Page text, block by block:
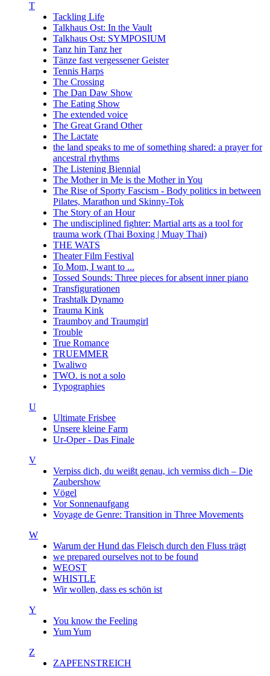
T
Tackling Life
Talkhaus Ost: In the Vault
Talkhaus Ost: SYMPOSIUM
Tanz hin Tanz her
Tänze fast vergessener Geister
Tennis Harps
The Crossing
The Dan Daw Show
The Eating Show
The extended voice
The Great Grand Other
The Lactate
the land speaks to me of something shared: a prayer for
ancestral rhythms
The Listening Biennial
The Mother in Me is the Mother in You
The Rise of Sporty Fascism - Body politics in between
Pilates, Marathon und Skinny-Tok
The Story of an Hour
The undisciplined fighter: Martial arts as a tool for
trauma work (Thai Boxing | Muay Thai)
THE WATS
Theater Film Festival
To Mom, I want to ...
Tossed Sounds: Three pieces for absent inner piano
Transfigurationen
Trashtalk Dynamo
Trauma Kink
Traumboy and Traumgirl
Trouble
True Romance
TRUEMMER
Twaliwo
TWO. is not a solo
Typographies
U
Ultimate Frisbee
Unsere kleine Farm
Ur-Oper - Das Finale
V
Verpiss dich, du weißt genau, ich vermiss dich – Die
Zaubershow
Vögel
Vor Sonnenaufgang
Voyage de Genre: Transition in Three Movements
W
Warum der Hund das Fleisch durch den Fluss trägt
we prepared ourselves not to be found
WEOST
WHISTLE
Wir wollen, dass es schön ist
Y
You know the Feeling
Yum Yum
Z
ZAPFENSTREICH